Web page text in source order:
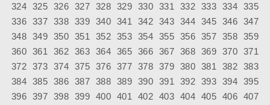
324 325 326 327 328 329 330 331 332 333 334 335
336 337 338 339 340 341 342 343 344 345 346 347
348 349 350 351 352 353 354 355 356 357 358 359
360 361 362 363 364 365 366 367 368 369 370 371
372 373 374 375 376 377 378 379 380 381 382 383
384 385 386 387 388 389 390 391 392 393 394 395
396 397 398 399 400 401 402 403 404 405 406 407